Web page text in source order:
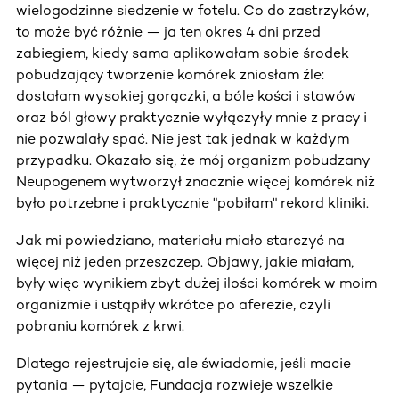
wielogodzinne siedzenie w fotelu. Co do zastrzyków,
to może być różnie — ja ten okres 4 dni przed
zabiegiem, kiedy sama aplikowałam sobie środek
pobudzający tworzenie komórek zniosłam źle:
dostałam wysokiej gorączki, a bóle kości i stawów
oraz ból głowy praktycznie wyłączyły mnie z pracy i
nie pozwalały spać. Nie jest tak jednak w każdym
przypadku. Okazało się, że mój organizm pobudzany
Neupogenem wytworzył znacznie więcej komórek niż
było potrzebne i praktycznie "pobiłam" rekord kliniki.
Jak mi powiedziano, materiału miało starczyć na
więcej niż jeden przeszczep. Objawy, jakie miałam,
były więc wynikiem zbyt dużej ilości komórek w moim
organizmie i ustąpiły wkrótce po aferezie, czyli
pobraniu komórek z krwi.
Dlatego rejestrujcie się, ale świadomie, jeśli macie
pytania — pytajcie, Fundacja rozwieje wszelkie